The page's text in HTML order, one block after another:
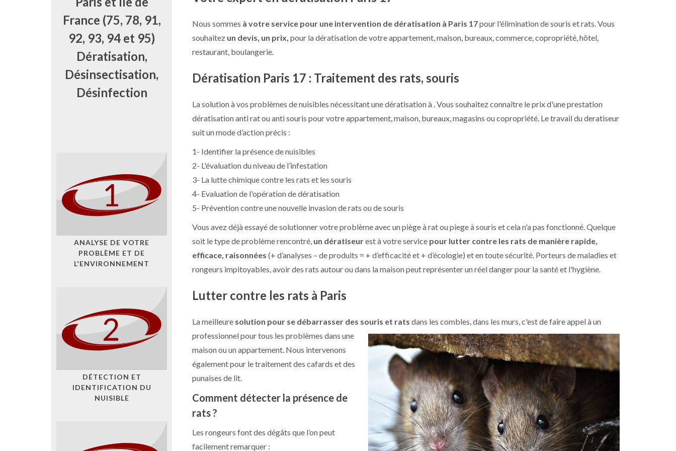
Nous sommes à votre service pour une intervention de dératisation à Paris 17pour l'élimination de souris et rats. Vous
souhaitez un devis, un prix, pour la dératisation de votre appartement, maison, bureaux, commerce, copropriété, hôtel,
restaurant, boulangerie.
Dératisation Paris 17 : Traitement des rats, souris
La solution à vos problèmes de nuisibles nécessitant une dératisation à . Vous souhaitez connaître le prix d'une prestation
dératisation anti rat ou anti souris pour votre appartement, maison, bureaux, magasins ou copropriété. Le travail du deratiseur
suit un mode d’action précis :
1- Identifier la présence de nuisibles
2- L'évaluation du niveau de l’infestation
3- La lutte chimique contre les rats et les souris
4- Evaluation de l'opération de dératisation
5- Prévention contre une nouvelle invasion de rats ou de souris
Vous avez déjà essayé de solutionner votre problème avec un piège à rat ou piege à souris et cela n'a pas fonctionné. Quelque
soit le type de problème rencontré, un dératiseurest à votre service pour lutter contre les rats de manière rapide,
efficace, raisonnées (+ d’analyses – de produits = + d’efficacité et + d’écologie) et en toute sécurité. Porteurs de maladies et
rongeurs impitoyables, avoir des rats autour ou dans la maison peut représenter un réel danger pour la santé et l'hygiène.
Lutter contre les rats à Paris
La meilleure solution pour se débarrasser des souris et rats dans les combles, dans les murs, c'est de faireappel à un
professionnel pour tous les problèmes dans une
maison ou un appartement. Nous intervenons
également pour le traitement des cafards et des
punaises de lit.
Comment détecter la présence de
rats ?
Les rongeurs font des dégâts que l’on peut
facilement remarquer :
France (75, 78, 91,
92, 93, 94 et 95)
Dératisation,
Désinsectisation,
Désinfection
ANALYSE DE VOTRE
PROBLÈME ET DE
L'ENVIRONNEMENT
DÉTECTION ET
IDENTIFICATION DU
NUISIBLE